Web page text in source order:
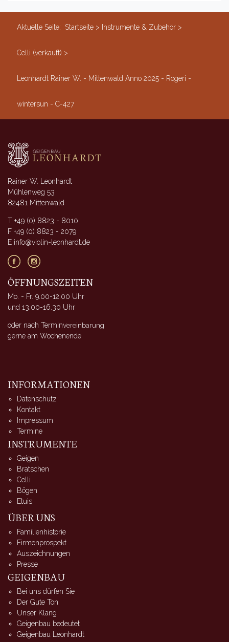
Aktuelle Seite: Startseite > Instrumente & Zubehör >
Celli (verkauft) >
Leonhardt Rainer W. - Mittenwald Anno 2025 - Rogeri -
wintersun - C-427
Rainer W. Leonhardt
Mühlenweg 53
82481 Mittenwald
T +49 (0) 8823 - 8010
F +49 (0) 8823 - 2079
E info@violin-leonhardt.de
ÖFFNUNGSZEITEN
Mo. - Fr. 9.00-12.00 Uhr
und 13.00-16.30 Uhr
oder nach Terminvereinbarung
gerne am Wochenende
INFORMATIONEN
Datenschutz
Kontakt
Impressum
Termine
INSTRUMENTE
Geigen
Bratschen
Celli
Bögen
Etuis
ÜBER UNS
Familienhistorie
Firmenprospekt
Auszeichnungen
Presse
GEIGENBAU
Bei uns dürfen Sie
Der Gute Ton
Unser Klang
Geigenbau bedeutet
Geigenbau Leonhardt